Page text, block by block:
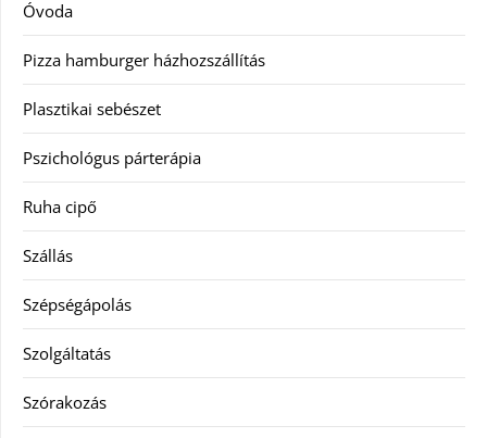
Óvoda
Pizza hamburger házhozszállítás
Plasztikai sebészet
Pszichológus párterápia
Ruha cipő
Szállás
Szépségápolás
Szolgáltatás
Szórakozás